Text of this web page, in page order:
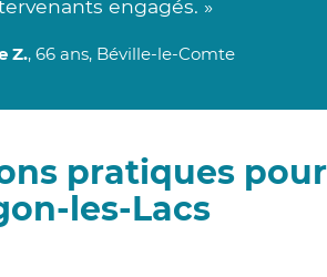
engagés. »
Z., 66 ans, Béville-le-Comte
pratiques pour
les-Lacs